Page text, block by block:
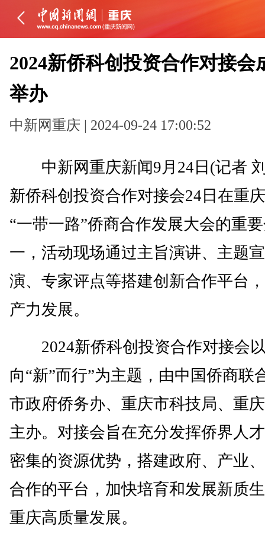
2024新侨科创投资合作对接会
举办
中新网重庆 | 2024-09-24 17:00:52
中新网重庆新闻9月24日(记者
新侨科创投资合作对接会24日在重
“一带一路”侨商合作发展大会的重
一，活动现场通过主旨演讲、主题
演、专家评点等搭建创新合作平台
产力发展。
2024新侨科创投资合作对接会以
向“新”而行”为主题，由中国侨商联
市政府侨务办、重庆市科技局、重
主办。对接会旨在充分发挥侨界人
密集的资源优势，搭建政府、产业
合作的平台，加快培育和发展新质
重庆高质量发展。